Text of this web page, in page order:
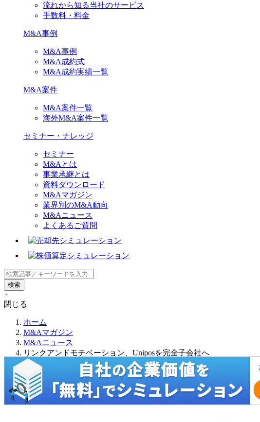
流れから知る当社のサービス
手数料・料金
M&A事例
M&A事例
M&A成約式
M&A成約実績一覧
M&A案件
M&A案件一覧
海外M&A案件一覧
セミナー・ナレッジ
セミナー
M&Aとは
事業承継とは
資料ダウンロード
M&Aマガジン
業界別のM&A動向
M&Aニュース
よくあるご質問
+
閉じる
ホーム
M&Aマガジン
M&Aニュース
リンクアンドモチベーション、Uniposを完全子会社へ